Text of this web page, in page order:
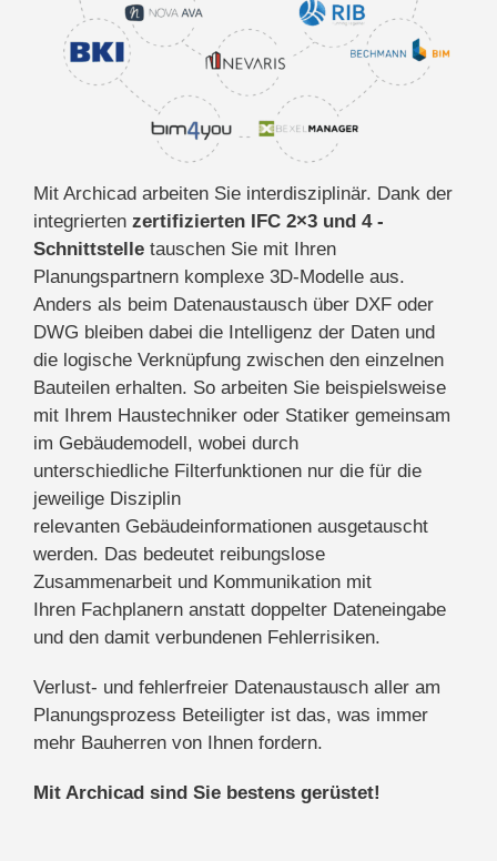
Mit Archicad arbeiten Sie interdisziplinär. Dank der
integrierten zertifizierten IFC 2×3 und 4 -
Schnittstelle tauschen Sie mit
Ihren
Planungspartnern komplexe 3D-Modelle aus.
Anders als beim Datenaustausch über DXF oder
DWG bleiben dabei die Intelligenz der Daten und
die logische Verknüpfung zwischen den einzelnen
Bauteilen erhalten. So arbeiten Sie beispielsweise
mit Ihrem Haustechniker oder Statiker gemeinsam
im Gebäudemodell, wobei durch
unterschiedliche Filterfunktionen nur die für die
jeweilige Disziplin
relevanten Gebäudeinformationen ausgetauscht
werden. Das bedeutet reibungslose
Zusammenarbeit und Kommunikation mit
Ihren Fachplanern anstatt doppelter Dateneingabe
und den damit verbundenen Fehlerrisiken.
Verlust- und fehlerfreier Datenaustausch aller am
Planungsprozess Beteiligter ist das, was immer
mehr Bauherren von Ihnen fordern.
Mit Archicad sind Sie bestens gerüstet!